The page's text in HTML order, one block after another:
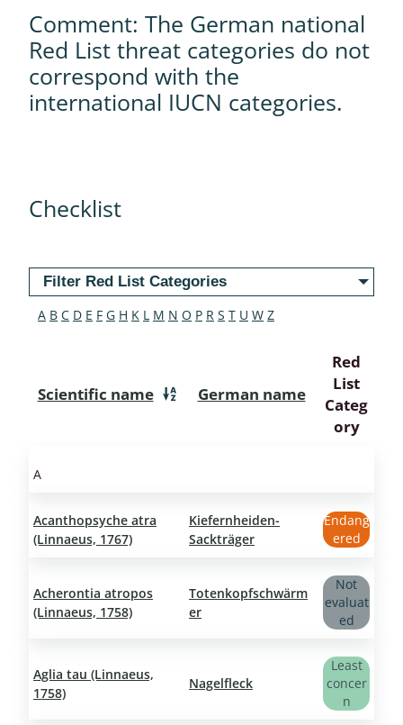
Comment: The German national
Red List threat categories do not
correspond with the
international IUCN categories.
Checklist
Filter Red List Categories
A B C D E F G H K L M N O P R S T U W Z
Scientific name German name
Red
List
Categ
ory
A
Acanthopsyche atra
(Linnaeus, 1767)
Kiefernheiden-
Sackträger
Endang
ered
Acherontia atropos
(Linnaeus, 1758)
Totenkopfschwärm
er
Not
evaluat
ed
Aglia tau (Linnaeus,
1758)
Nagelfleck
Least
concer
n